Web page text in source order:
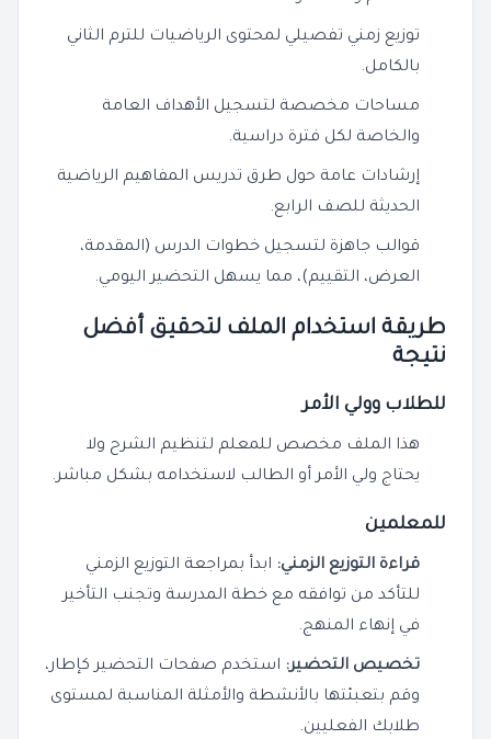
توزيع زمني تفصيلي لمحتوى الرياضيات للترم الثاني
بالكامل.
مساحات مخصصة لتسجيل الأهداف العامة
والخاصة لكل فترة دراسية.
إرشادات عامة حول طرق تدريس المفاهيم الرياضية
الحديثة للصف الرابع.
قوالب جاهزة لتسجيل خطوات الدرس (المقدمة،
العرض، التقييم)، مما يسهل التحضير اليومي.
طريقة استخدام الملف لتحقيق أفضل
نتيجة
للطلاب وولي الأمر
هذا الملف مخصص للمعلم لتنظيم الشرح ولا
يحتاج ولي الأمر أو الطالب لاستخدامه بشكل مباشر.
للمعلمين
قراءة التوزيع الزمني: ابدأ بمراجعة التوزيع الزمني
للتأكد من توافقه مع خطة المدرسة وتجنب التأخير
في إنهاء المنهج.
تخصيص التحضير: استخدم صفحات التحضير كإطار،
وقم بتعبئتها بالأنشطة والأمثلة المناسبة لمستوى
طلابك الفعليين.